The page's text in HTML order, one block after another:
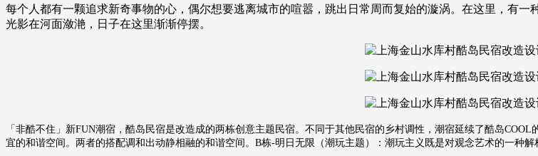
每个人都有一颗追求新奇事物的心，偶尔想要逃离城市的喧嚣，跳出日常周而复始的漩涡。在这里，有
光影在河面潋滟，日子在这里渐渐停摆。
「非酷不住」新FUN潮宿，酷岛民宿是改造成的两栋创意主题民宿。不同于其他民宿的乡村调性，潮宿延续了酷岛
宜的和谐空间。两者的搭配调和出动静相融的和谐空间。B栋-明日无限（潮玩主题）：潮玩主义既是对观念艺术的一种解